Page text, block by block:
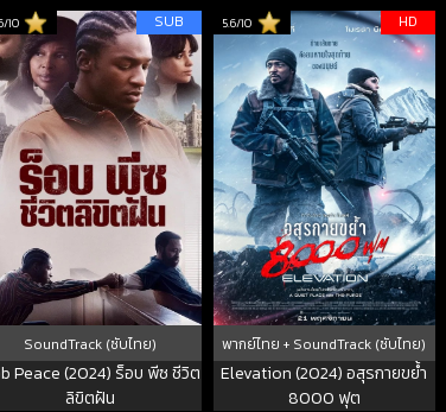
10 SUB
SoundTrack (ซับไทย)
Peace (2024) ร็อบ พีซ ชีวิต
ลิขิตฝัน
5.6/10 HD
พากย์ไทย + SoundTrack (ซับไทย)
Elevation (2024) อสุรกายขย้ำ
8000 ฟุต